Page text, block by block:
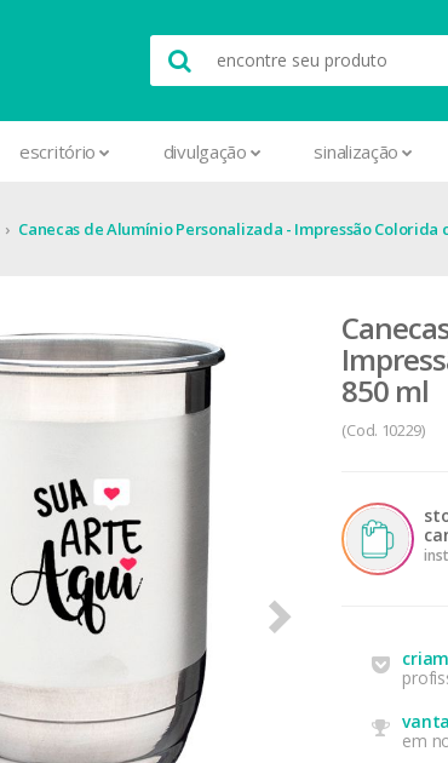
escritório divulgação sinalização
Canecas de Alumínio Personalizada - Impressão Colorida
850 ml
(Cod. 10229)
em